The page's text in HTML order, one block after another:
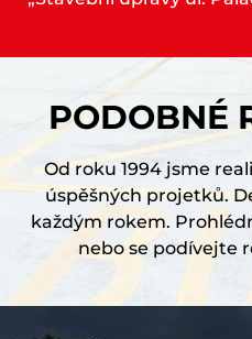
PODOBNÉ
Od roku 1994 jsme
úspěšných projetků.
každým rokem.
nebo se podívejte